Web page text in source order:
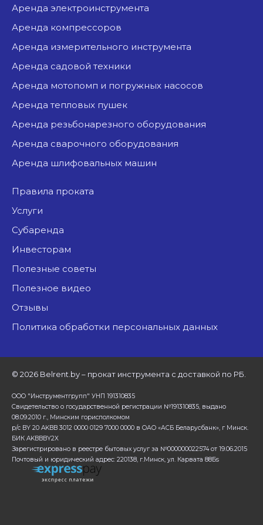
аренда электроинструмента
аренда компрессоров
аренда измерительного инструмента
аренда садовой техники
аренда мотопомп и погружных насосов
аренда тепловых пушек
аренда резьбонарезного оборудования
аренда сварочного оборудования
аренда шлифовальных машин
Правила проката
Услуги
Субаренда
Инвесторам
Полезные советы
Полезное видео
Отзывы
Политика обработки персональных данных
© 2026 Belrent.by – прокат инструмента с доставкой по РБ.
ООО "Инструментгрупп" УНП 191310835
Свидетельство о государственной регистрации №191310835, выдано
08.09.2010 г., Минским горисполкомом
р/с BY 20 AKBB 3012 0000 0129 7000 0000 в ОАО «АСБ Беларусбанк», г Минск.
БИК AKBBBY2X
Зарегистрировано в реестре бытовых услуг за №000000022574 от 19.06.2015
Почтовый и юридический адрес: 220138, г.Минск, ул. Карвата 88Бs